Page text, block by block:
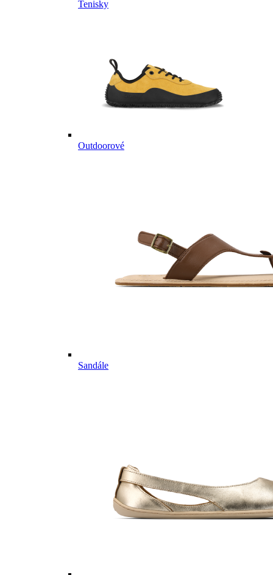
Tenisky
Outdoorové
Sandále